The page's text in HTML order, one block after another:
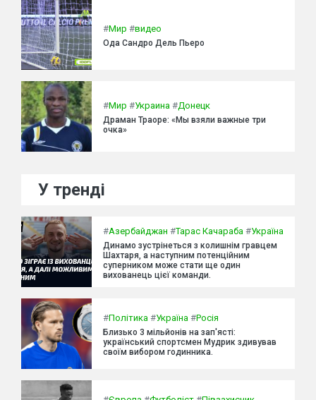
#Мир #видео
Ода Сандро Дель Пьеро
#Мир #Украина #Донецк
Драман Траоре: «Мы взяли важные три
очка»
У тренді
#Азербайджан #Тарас Качараба #Україна
Динамо зустрінеться з колишнім гравцем
Шахтаря, а наступним потенційним
суперником може стати ще один
вихованець цієї команди.
#Політика #Україна #Росія
Близько 3 мільйонів на зап'ясті:
український спортсмен Мудрик здивував
своїм вибором годинника.